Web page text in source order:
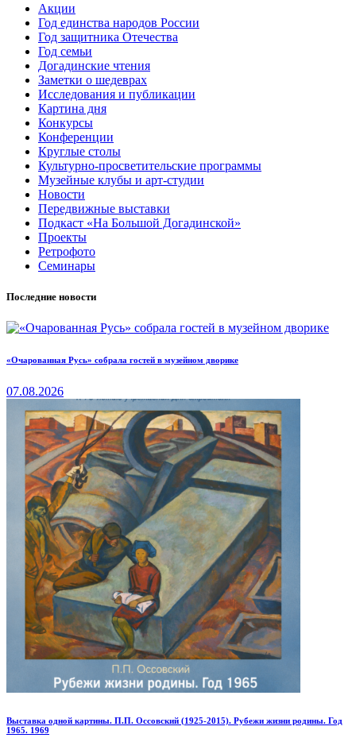
Акции
Год единства народов России
Год защитника Отечества
Год семьи
Догадинские чтения
Заметки о шедеврах
Исследования и публикации
Картина дня
Конкурсы
Конференции
Круглые столы
Культурно-просветительские программы
Музейные клубы и арт-студии
Новости
Передвижные выставки
Подкаст «На Большой Догадинской»
Проекты
Ретрофото
Семинары
Последние новости
«Очарованная Русь» собрала гостей в музейном дворике
07.08.2026
Выставка одной картины. П.П. Оссовский (1925-2015). Рубежи жизни родины. Год
1965. 1969